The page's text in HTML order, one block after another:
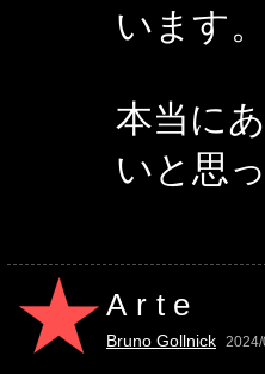
います。
本当に
いと思
Arte
Bruno Gollnick